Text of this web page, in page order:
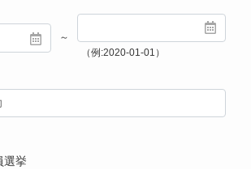
～
（例:2020-01-01）
選挙